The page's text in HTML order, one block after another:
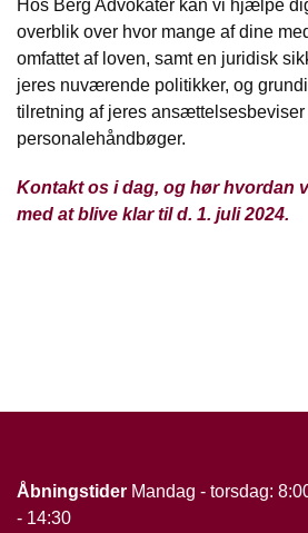
Hos Berg Advokater kan vi hjælpe
overblik over hvor mange af dine
omfattet af loven, samt en juridisk
jeres nuværende politikker, og
tilretning af jeres ansættelsesbeviser
personalehåndbøger.
Kontakt os i dag, og hør hvordan
med at blive klar til d. 1. juli 2024.
Åbningstider Mandag - torsdag:
- 14:30